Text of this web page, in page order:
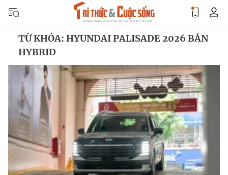
TỪ KHÓA: HYUNDAI PALISADE 2026 BẢN
HYBRID